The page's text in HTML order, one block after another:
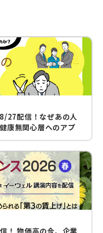
27配信！なぜあの人
康無関心層へのアプ
！ 物価高の今、企業